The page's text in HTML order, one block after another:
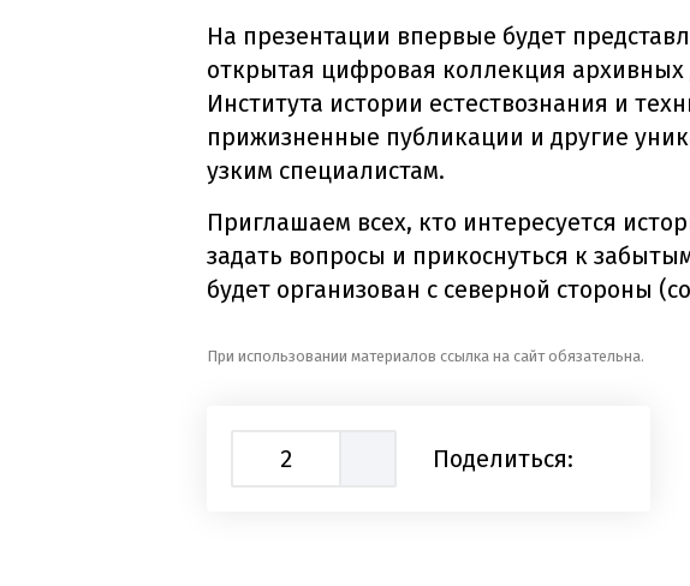
На презентации впервые будет
открытая цифровая коллекция
Института истории естествознания и
прижизненные публикации и другие
узким специалистам.
Приглашаем всех, кто интересуется
задать вопросы и прикоснуться к
будет организован с северной стороны
При использовании материалов ссылка на сайт обязательна.
2 Поделиться: